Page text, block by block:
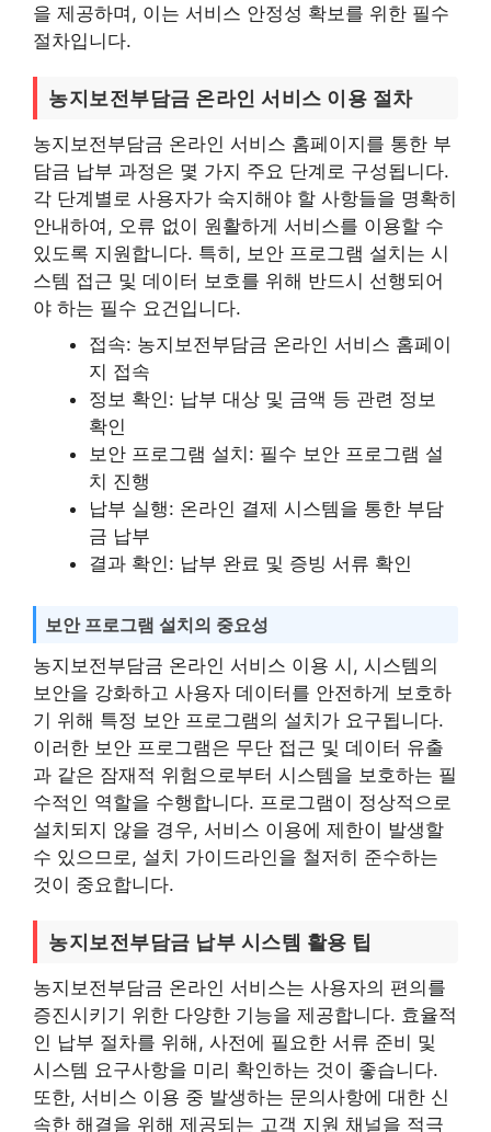
을 제공하며, 이는 서비스 안정성 확보를 위한 필수
절차입니다.
농지보전부담금 온라인 서비스 이용 절차
농지보전부담금 온라인 서비스 홈페이지를 통한 부
담금 납부 과정은 몇 가지 주요 단계로 구성됩니다.
각 단계별로 사용자가 숙지해야 할 사항들을 명확히
안내하여, 오류 없이 원활하게 서비스를 이용할 수
있도록 지원합니다. 특히, 보안 프로그램 설치는 시
스템 접근 및 데이터 보호를 위해 반드시 선행되어
야 하는 필수 요건입니다.
접속: 농지보전부담금 온라인 서비스 홈페이
지 접속
정보 확인: 납부 대상 및 금액 등 관련 정보
확인
보안 프로그램 설치: 필수 보안 프로그램 설
치 진행
납부 실행: 온라인 결제 시스템을 통한 부담
금 납부
결과 확인: 납부 완료 및 증빙 서류 확인
보안 프로그램 설치의 중요성
농지보전부담금 온라인 서비스 이용 시, 시스템의
보안을 강화하고 사용자 데이터를 안전하게 보호하
기 위해 특정 보안 프로그램의 설치가 요구됩니다.
이러한 보안 프로그램은 무단 접근 및 데이터 유출
과 같은 잠재적 위험으로부터 시스템을 보호하는 필
수적인 역할을 수행합니다. 프로그램이 정상적으로
설치되지 않을 경우, 서비스 이용에 제한이 발생할
수 있으므로, 설치 가이드라인을 철저히 준수하는
것이 중요합니다.
농지보전부담금 납부 시스템 활용 팁
농지보전부담금 온라인 서비스는 사용자의 편의를
증진시키기 위한 다양한 기능을 제공합니다. 효율적
인 납부 절차를 위해, 사전에 필요한 서류 준비 및
시스템 요구사항을 미리 확인하는 것이 좋습니다.
또한, 서비스 이용 중 발생하는 문의사항에 대한 신
속한 해결을 위해 제공되는 고객 지원 채널을 적극